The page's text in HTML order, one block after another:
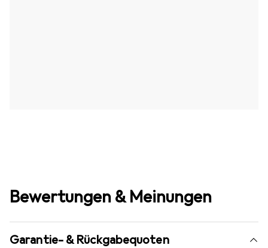
Bewertungen & Meinungen
Garantie- & Rückgabequoten